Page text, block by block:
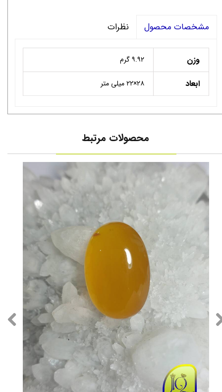
مشخصات محصول نظرات
وزن ۹.۹۲ گرم
ابعاد ۲۸×۲۲ میلی متر
محصولات مرتبط